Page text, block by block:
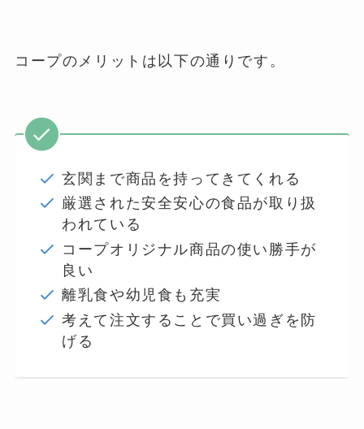
コープのメリットは以下の通りです。
玄関まで商品を持ってきてくれる
厳選された安全安心の食品が取り扱
われている
コープオリジナル商品の使い勝手が
良い
離乳食や幼児食も充実
考えて注文することで買い過ぎを防
げる